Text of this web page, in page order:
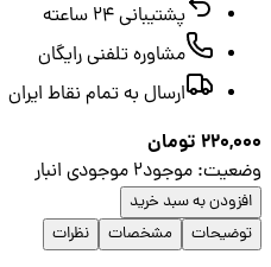
پشتیبانی ۲۴ ساعته
مشاوره تلفنی رایگان
ارسال به تمام نقاط ایران
تومان
:موجود2موجودی انبار
به سبد خرید
مشخصات نظرات